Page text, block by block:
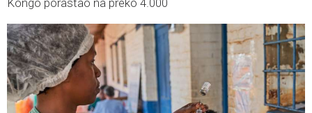
Kongo porastao na preko 4.000